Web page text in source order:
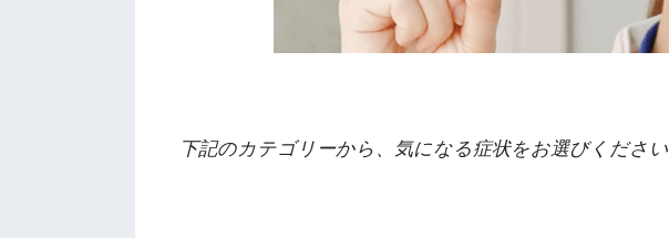
下記のカテゴリーから、気になる症状をお選びください